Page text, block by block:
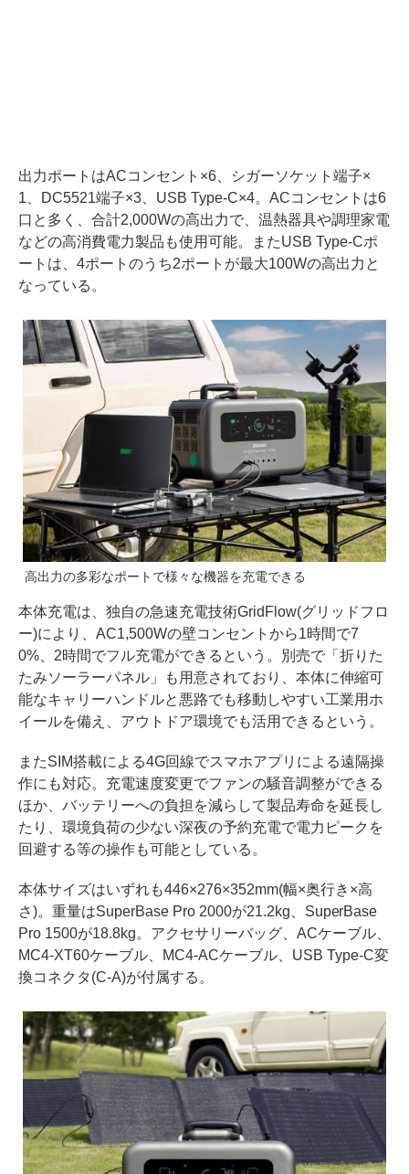
出力ポートはACコンセント×6、シガーソケット端子×
1、DC5521端子×3、USB Type-C×4。ACコンセントは6
口と多く、合計2,000Wの高出力で、温熱器具や調理家電
などの高消費電力製品も使用可能。またUSB Type-Cポ
ートは、4ポートのうち2ポートが最大100Wの高出力と
なっている。
高出力の多彩なポートで様々な機器を充電できる
本体充電は、独自の急速充電技術GridFlow(グリッドフロ
ー)により、AC1,500Wの壁コンセントから1時間で7
0%、2時間でフル充電ができるという。別売で「折りた
たみソーラーパネル」も用意されており、本体に伸縮可
能なキャリーハンドルと悪路でも移動しやすい工業用ホ
イールを備え、アウトドア環境でも活用できるという。
またSIM搭載による4G回線でスマホアプリによる遠隔操
作にも対応。充電速度変更でファンの騒音調整ができる
ほか、バッテリーへの負担を減らして製品寿命を延長し
たり、環境負荷の少ない深夜の予約充電で電力ピークを
回避する等の操作も可能としている。
本体サイズはいずれも446×276×352mm(幅×奥行き×高
さ)。重量はSuperBase Pro 2000が21.2kg、SuperBase
Pro 1500が18.8kg。アクセサリーバッグ、ACケーブル、
MC4-XT60ケーブル、MC4-ACケーブル、USB Type-C変
換コネクタ(C-A)が付属する。